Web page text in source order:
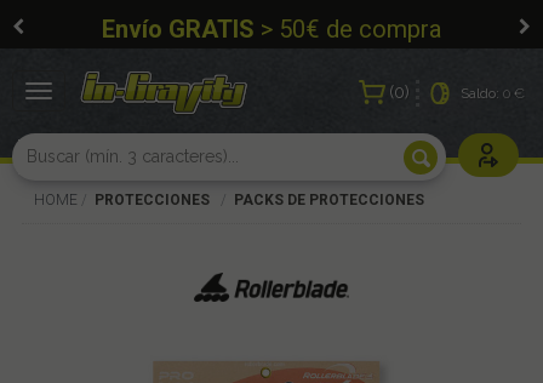
Envío GRATIS > 50€ de compra
0 Saldo:0 €
Usuarios
Toggle
HOME PROTECCIONES PACKS DE PROTECCIONES